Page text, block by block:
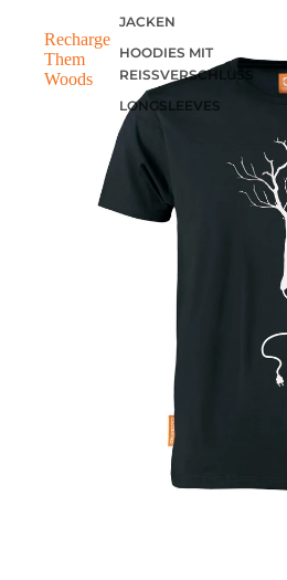
JACKEN
HOODIES MIT
REISSVERSCHLUSS
LONGSLEEVES
Recharge
Them
Woods